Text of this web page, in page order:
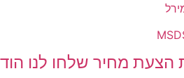
הצעת מחיר שלחו לנו